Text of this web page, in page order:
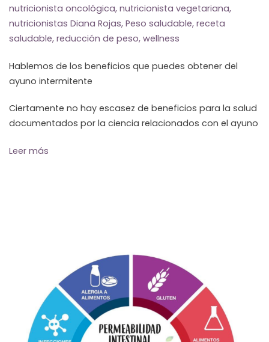
nutricionista oncológica, nutricionista vegetariana,
nutricionistas Diana Rojas, Peso saludable, receta
saludable, reducción de peso, wellness
Hablemos de los beneficios que puedes obtener del
ayuno intermitente
Ciertamente no hay escasez de beneficios para la salud
documentados por la ciencia relacionados con el ayuno
Leer más